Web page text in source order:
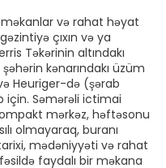
məkanlar və rahat həyat
çıxın və ya
Təkərinin altındakı
kənarındakı üzüm
Heuriger-də (şərab
için. Səmərəli ictimai
mərkəz, həftəsonu
olmayaraq, buranı
mədəniyyəti və rahat
faydalı bir məkana